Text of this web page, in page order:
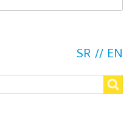
SR EN